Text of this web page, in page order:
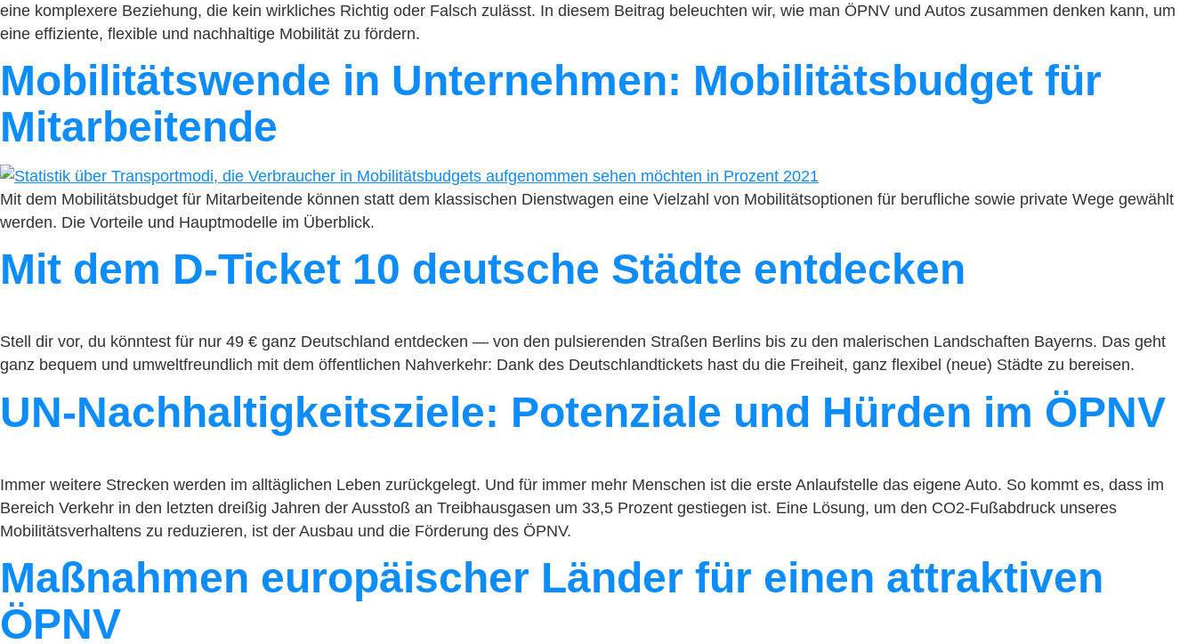
eine komplexere Beziehung, die kein wirkliches Richtig oder Falsch zulässt. In diesem Beitrag beleuchten wir, wie man ÖPNV und Autos zusammen denken kann, um
eine effiziente, flexible und nachhaltige Mobilität zu fördern.
Mobilitätswende in Unternehmen: Mobilitätsbudget für
Mitarbeitende​
Mit dem Mobilitätsbudget für Mitarbeitende können statt dem klassischen Dienstwagen eine Vielzahl von Mobilitätsoptionen für berufliche sowie private Wege gewählt
werden. Die Vorteile und Hauptmodelle im Überblick.
Mit dem D-Ticket 10 deutsche Städte entdecken
Stell dir vor, du könntest für nur 49 € ganz Deutschland entdecken — von den pulsierenden Straßen Berlins bis zu den malerischen Landschaften Bayerns. Das geht
ganz bequem und umweltfreundlich mit dem öffentlichen Nahverkehr: Dank des Deutschlandtickets hast du die Freiheit, ganz flexibel (neue) Städte zu bereisen.
UN-Nachhaltigkeitsziele: Potenziale und Hürden im ÖPNV
Immer weitere Strecken werden im alltäglichen Leben zurückgelegt. Und für immer mehr Menschen ist die erste Anlaufstelle das eigene Auto. So kommt es, dass im
Bereich Verkehr in den letzten dreißig Jahren der Ausstoß an Treibhausgasen um 33,5 Prozent gestiegen ist. Eine Lösung, um den CO2-Fußabdruck unseres
Mobilitätsverhaltens zu reduzieren, ist der Ausbau und die Förderung des ÖPNV.
Maßnahmen europäischer Länder für einen attraktiven
ÖPNV